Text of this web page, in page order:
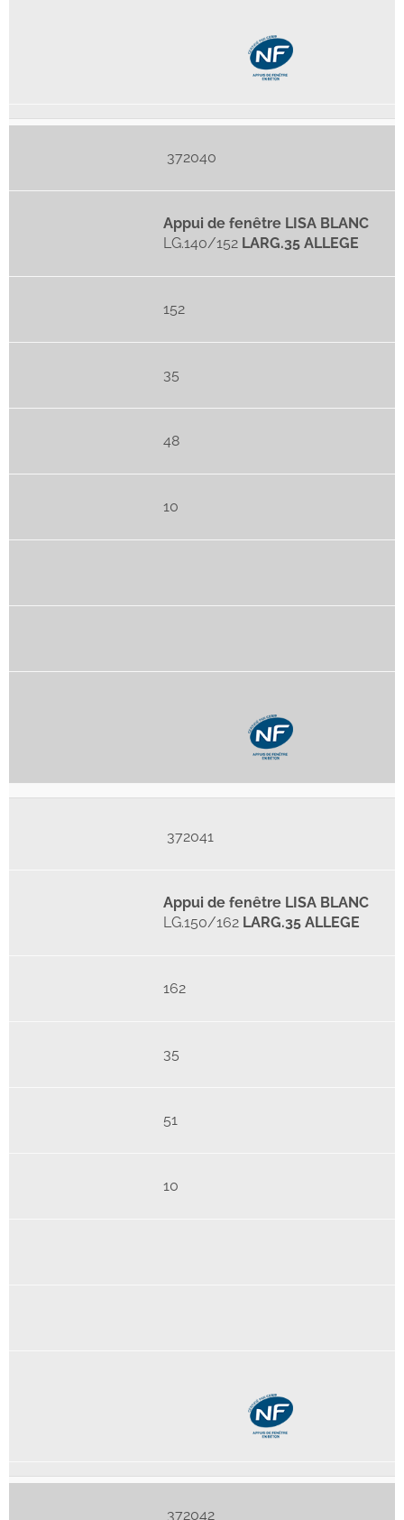
372040
Appui de fenêtre LISA BLANC
LG.140/152 LARG.35 ALLEGE
152
35
48
10
372041
Appui de fenêtre LISA BLANC
LG.150/162 LARG.35 ALLEGE
162
35
51
10
372042